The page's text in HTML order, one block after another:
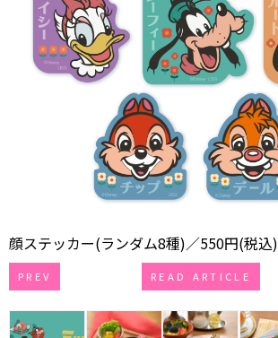
顔ステッカー(ランダム8種)／550円(税込)
PREV READ ARTICLE